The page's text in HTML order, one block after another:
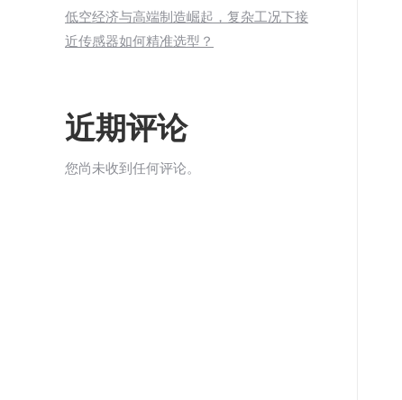
低空经济与高端制造崛起，复杂工况下接
近传感器如何精准选型？
近期评论
您尚未收到任何评论。